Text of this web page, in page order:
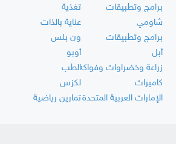
برامج وتطبيقات
تغذية
شاومي
عناية بالذات
برامج وتطبيقات
ون بلس
أبل
أوبو
زراعة وخضراوات وفواكهالطب
كاميرات
لكزس
الإمارات العربية المتحدةتمارين رياضية